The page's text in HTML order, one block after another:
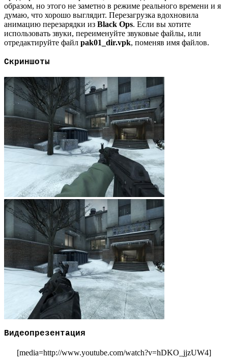
образом, но этого не заметно в режиме реального времени и я
думаю, что хорошо выглядит. Перезагрузка вдохновила
анимацию перезарядки из Black Ops. Если вы хотите
использовать звуки, переименуйте звуковые файлы, или
отредактируйте файл pak01_dir.vpk, поменяв имя файлов.
Скриншоты
Видеопрезентация
[media=http://www.youtube.com/watch?v=hDKO_jjzUW4]